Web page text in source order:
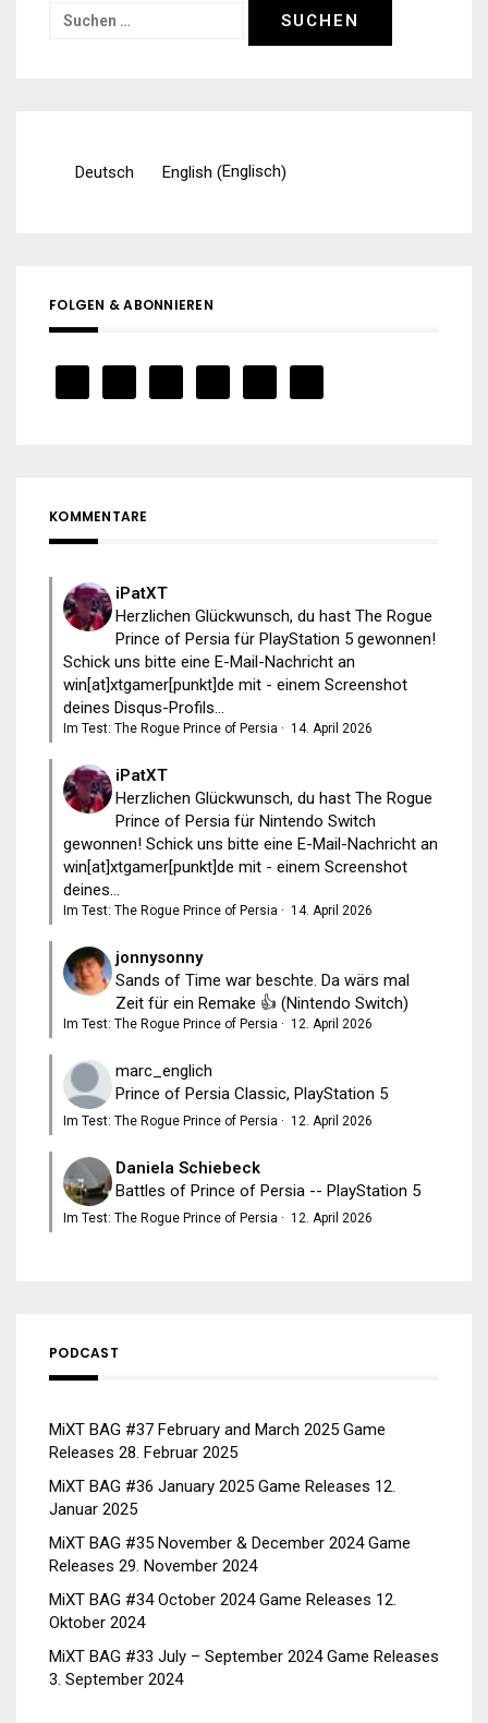
Suchen
Deutsch English (Englisch)
FOLGEN & ABONNIEREN
KOMMENTARE
iPatXT
Herzlichen Glückwunsch, du hast The Rogue
Prince of Persia für PlayStation 5 gewonnen!
Schick uns bitte eine E-Mail-Nachricht an
win[at]xtgamer[punkt]de mit - einem Screenshot
deines Disqus-Profils...
Im Test: The Rogue Prince of Persia · 14. April 2026
iPatXT
Herzlichen Glückwunsch, du hast The Rogue
Prince of Persia für Nintendo Switch
gewonnen! Schick uns bitte eine E-Mail-Nachricht an
win[at]xtgamer[punkt]de mit - einem Screenshot
deines...
Im Test: The Rogue Prince of Persia · 14. April 2026
jonnysonny
Sands of Time war beschte. Da wärs mal
Zeit für ein Remake 👍 (Nintendo Switch)
Im Test: The Rogue Prince of Persia · 12. April 2026
marc_englich
Prince of Persia Classic, PlayStation 5
Im Test: The Rogue Prince of Persia · 12. April 2026
Daniela Schiebeck
Battles of Prince of Persia -- PlayStation 5
Im Test: The Rogue Prince of Persia · 12. April 2026
PODCAST
MiXT BAG #37 February and March 2025 Game
Releases 28. Februar 2025
MiXT BAG #36 January 2025 Game Releases 12.
Januar 2025
MiXT BAG #35 November & December 2024 Game
Releases 29. November 2024
MiXT BAG #34 October 2024 Game Releases 12.
Oktober 2024
MiXT BAG #33 July – September 2024 Game Releases
3. September 2024